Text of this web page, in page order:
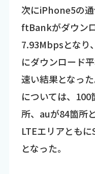
次にiPhone5の
ftBankがダウン
7.93Mbpsとな
にダウンロード
速い結果となっ
については、
所、auが84箇所
LTEエリアとも
となった。